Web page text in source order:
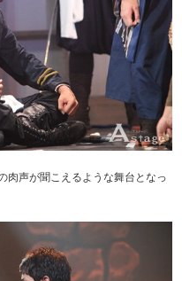
肉声が聞こえるような舞台となっ